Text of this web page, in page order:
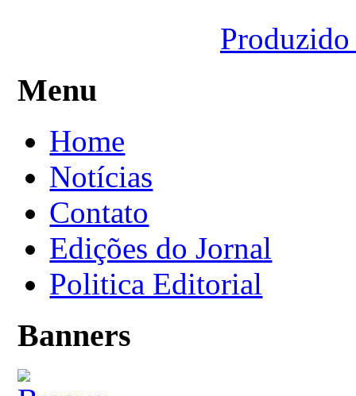
Menu
Home
Notícias
Contato
Edições do Jornal
Politica Editorial
Banners